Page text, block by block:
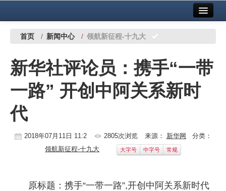
中国有色金属报社主办 广告服务
铜镍铅锌
铝
稀有稀土
有色市场
首页 / 新闻中心 / 领航新征程-十九大
新华社评论员：携手“一带
一路” 开创中阿关系新时
代
2018年07月11日 11:2 2805次浏览 来源： 新华网
分类：
领航新征程-十九大
大字号 中字号 常规
原标题：携手“一带一路”,开创中阿关系新时代